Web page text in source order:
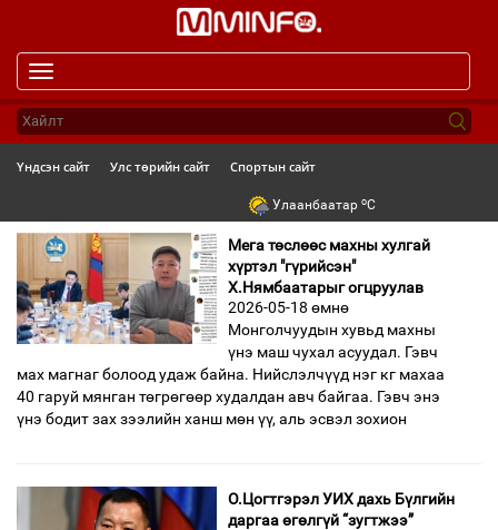
navigation
Үндсэн сайт Улс төрийн сайт Спортын сайт
Улаанбаатар oC
Мега төслөөс махны хулгай
хүртэл "гүрийсэн"
Х.Нямбаатарыг огцруулав
2026-05-18 өмнө
Монголчуудын хувьд махны
үнэ маш чухал асуудал. Гэвч
мах магнаг болоод удаж байна. Нийслэлчүүд нэг кг махаа
40 гаруй мянган төгрөгөөр худалдан авч байгаа. Гэвч энэ
үнэ бодит зах зээлийн ханш мөн үү, аль эсвэл зохион
О.Цогтгэрэл УИХ дахь Бүлгийн
даргаа өгөлгүй “зугтжээ”